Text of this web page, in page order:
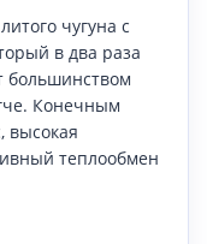
чугуна с
в два раза
большинством
Конечным
высокая
теплообмен